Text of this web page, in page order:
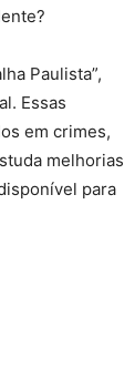
Paulista”,
Essas
em crimes,
melhorias
para